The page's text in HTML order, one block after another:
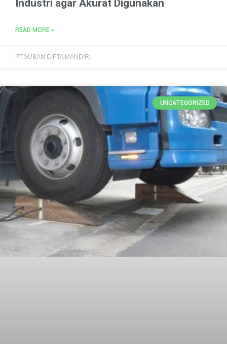
Industri agar Akurat Digunakan
READ MORE »
PT.SUBAN CIPTA MANDIRI
UNCATEGORIZED